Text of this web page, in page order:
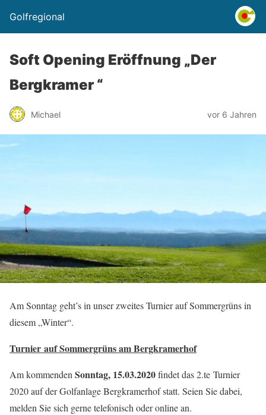
Golfregional
Soft Opening Eröffnung „Der
Bergkramer “
Michael vor 6 Jahren
Am Sonntag geht’s in unser zweites Turnier auf Sommergrüns in
diesem „Winter“.
Turnier auf Sommergrüns am Bergkramerhof
Am kommendenSonntag, 15.03.2020findet das 2.te Turnier
2020 auf der Golfanlage Bergkramerhof statt. Seien Sie dabei,
melden Sie sich gerne telefonisch oder online an.